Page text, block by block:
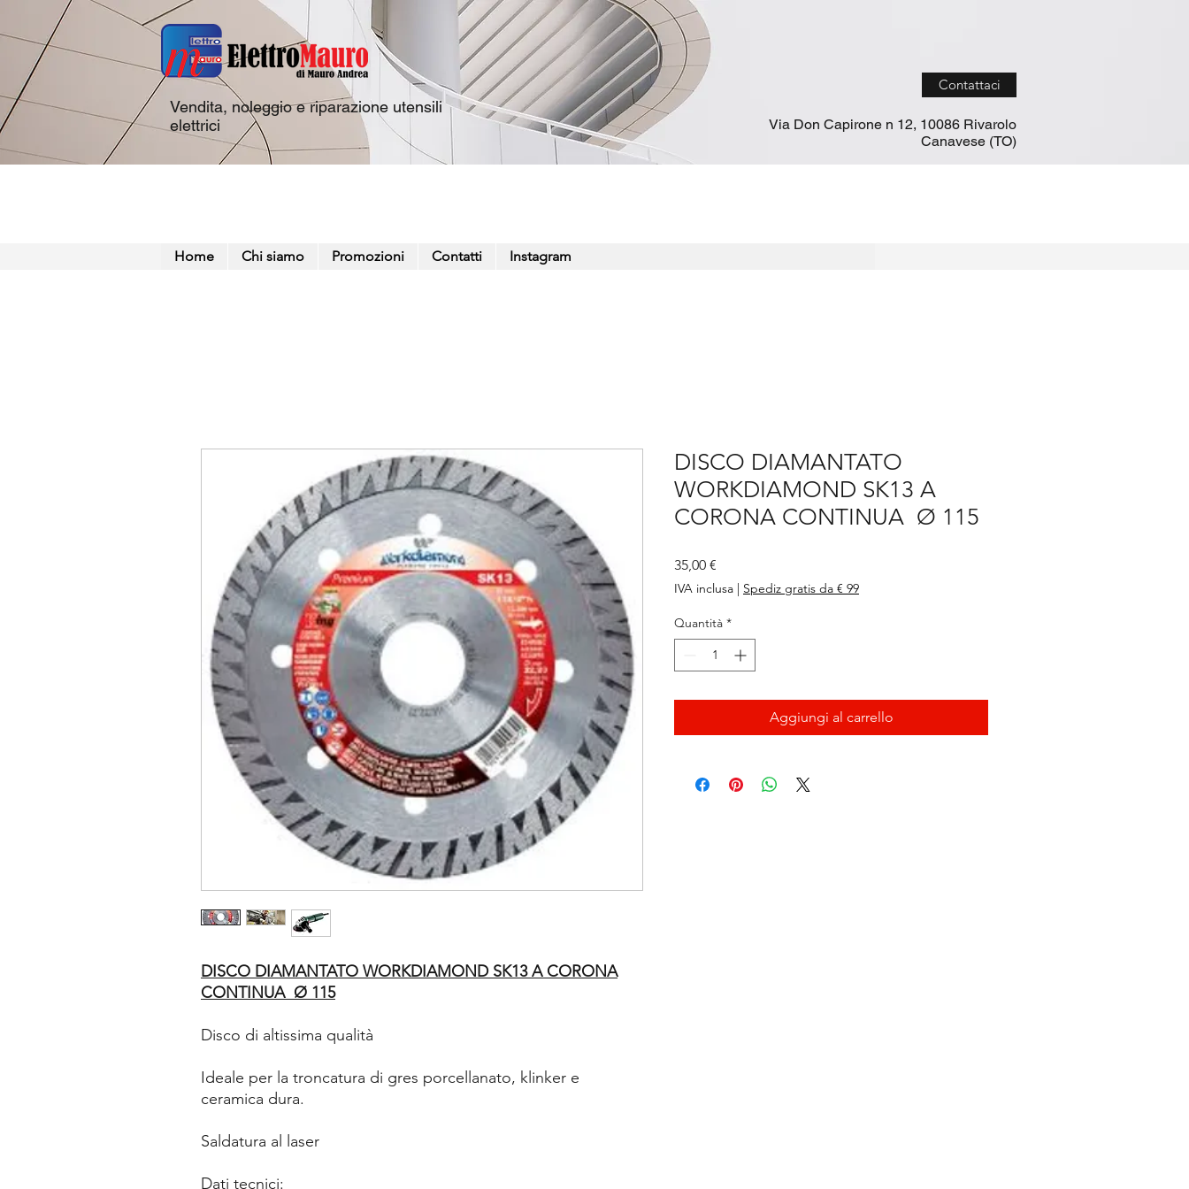
Vendita, noleggio e riparazione utensili
elettrici
Contattaci
Via Don Capirone n 12, 10086 Rivarolo
Canavese (TO)
Home Chi siamo Promozioni Contatti Instagram
DISCO DIAMANTATO WORKDIAMOND SK13 A CORONA
CONTINUA Ø 115
Disco di altissima qualità
Ideale per la troncatura di gres porcellanato, klinker e
ceramica dura.
Saldatura al laser
Dati tecnici:
DISCO DIAMANTATO
WORKDIAMOND SK13 A
CORONA CONTINUA Ø 115
35,00 €
IVA inclusa | Spediz gratis da € 99
Quantità *
Aggiungi al carrello